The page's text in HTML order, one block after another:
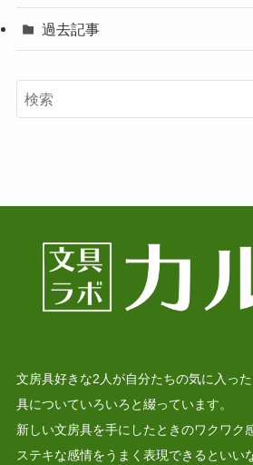
過去記事
文房具好きな2人が自分たちの気に入っ
具についていろいろと綴っています。
新しい文房具を手にしたときのワクワク
ステキな感情をうまく表現できるといい